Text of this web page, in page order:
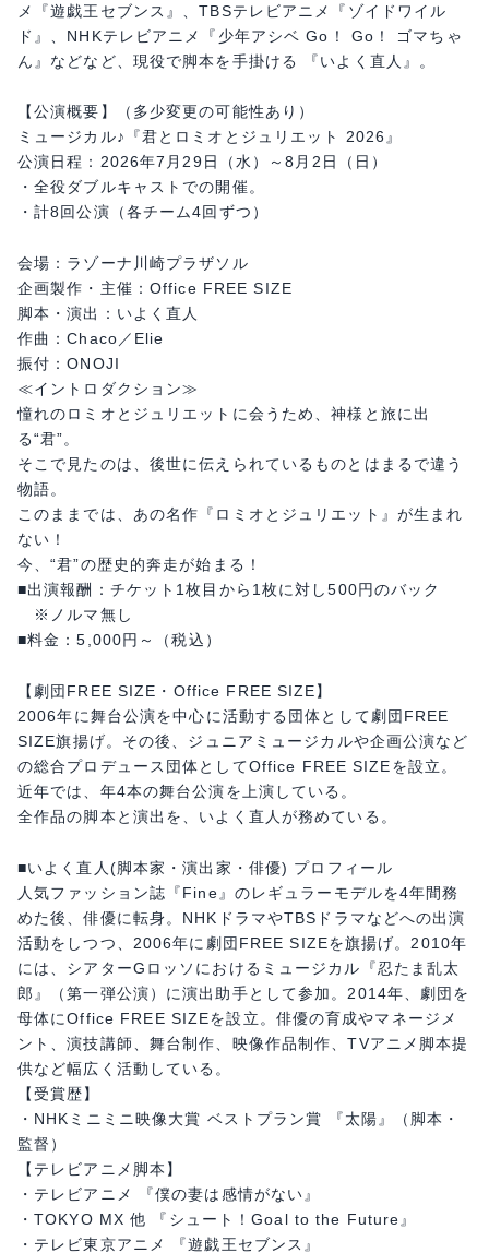
メ『遊戯王セブンス』、TBSテレビアニメ『ゾイドワイル
ド』、NHKテレビアニメ『少年アシベ Go！ Go！ ゴマちゃ
ん』などなど、現役で脚本を手掛ける 『いよく直人』。
【公演概要】（多少変更の可能性あり）
ミュージカル♪『君とロミオとジュリエット 2026』
公演日程：2026年7月29日（水）～8月2日（日）
・全役ダブルキャストでの開催。
・計8回公演（各チーム4回ずつ）
会場：ラゾーナ川崎プラザソル
企画製作・主催：Office FREE SIZE
脚本・演出：いよく直人
作曲：Chaco／Elie
振付：ONOJI
≪イントロダクション≫
憧れのロミオとジュリエットに会うため、神様と旅に出
る“君”。
そこで見たのは、後世に伝えられているものとはまるで違う
物語。
このままでは、あの名作『ロミオとジュリエット』が生まれ
ない！
今、“君”の歴史的奔走が始まる！
■出演報酬：チケット1枚目から1枚に対し500円のバック
※ノルマ無し
■料金：5,000円～（税込）
【劇団FREE SIZE・Office FREE SIZE】
2006年に舞台公演を中心に活動する団体として劇団FREE
SIZE旗揚げ。その後、ジュニアミュージカルや企画公演など
の総合プロデュース団体としてOffice FREE SIZEを設立。
近年では、年4本の舞台公演を上演している。
全作品の脚本と演出を、いよく直人が務めている。
■いよく直人(脚本家・演出家・俳優) プロフィール
人気ファッション誌『Fine』のレギュラーモデルを4年間務
めた後、俳優に転身。NHKドラマやTBSドラマなどへの出演
活動をしつつ、2006年に劇団FREE SIZEを旗揚げ。2010年
には、シアターGロッソにおけるミュージカル『忍たま乱太
郎』（第一弾公演）に演出助手として参加。2014年、劇団を
母体にOffice FREE SIZEを設立。俳優の育成やマネージメ
ント、演技講師、舞台制作、映像作品制作、TVアニメ脚本提
供など幅広く活動している。
【受賞歴】
・NHKミニミニ映像大賞 ベストプラン賞 『太陽』（脚本・
監督）
【テレビアニメ脚本】
・テレビアニメ 『僕の妻は感情がない』
・TOKYO MX 他 『シュート！Goal to the Future』
・テレビ東京アニメ 『遊戯王セブンス』